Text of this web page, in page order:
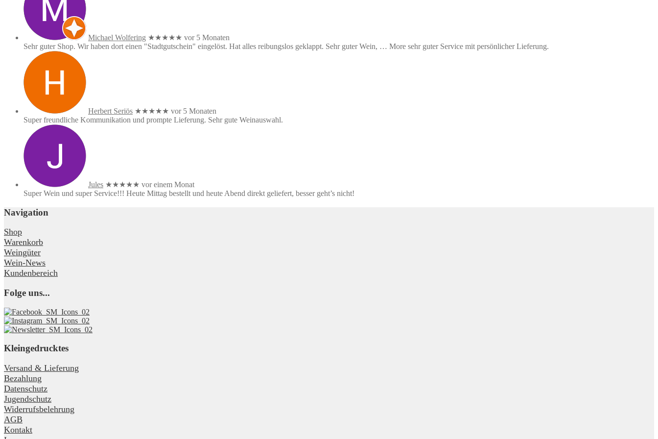
Michael Wolfering ★★★★★ vor 5 Monaten
Sehr guter Shop. Wir haben dort einen "Stadtgutschein" eingelöst. Hat alles reibungslos geklappt. Sehr guter Wein, … More sehr guter Service mit persönlicher Lieferung.
Herbert Seriös ★★★★★ vor 5 Monaten
Super freundliche Kommunikation und prompte Lieferung. Sehr gute Weinauswahl.
Jules ★★★★★ vor einem Monat
Super Wein und super Service!!! Heute Mittag bestellt und heute Abend direkt geliefert, besser geht’s nicht!
Navigation
Shop
Warenkorb
Weingüter
Wein-News
Kundenbereich
Folge uns...
Kleingedrucktes
Versand & Lieferung
Bezahlung
Datenschutz
Jugendschutz
Widerrufsbelehrung
AGB
Kontakt